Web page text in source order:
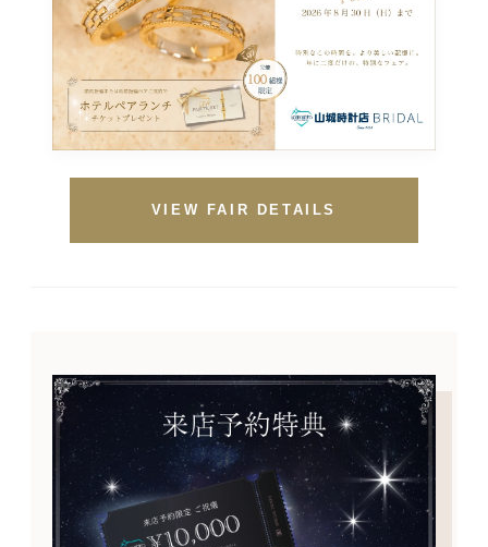
VIEW FAIR DETAILS